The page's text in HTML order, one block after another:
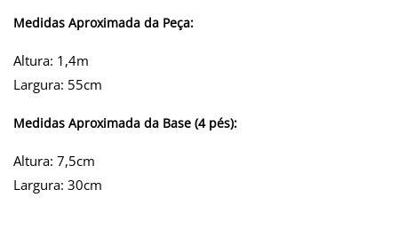
Medidas Aproximada da Peça:
Altura: 1,4m
Largura: 55cm
Medidas Aproximada da Base (4 pés):
Altura: 7,5cm
Largura: 30cm